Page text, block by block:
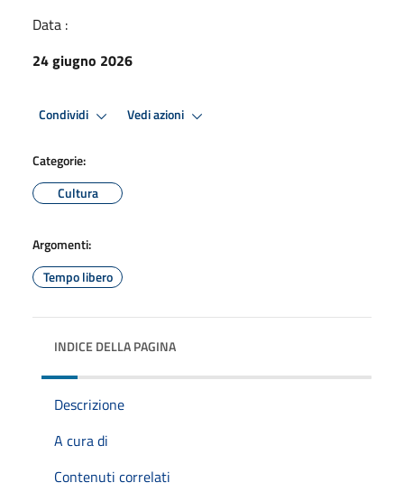
Data :
24 giugno 2026
Condividi Vedi azioni
Categorie:
Cultura
Argomenti:
Tempo libero
INDICE DELLA PAGINA
Descrizione
A cura di
Contenuti correlati